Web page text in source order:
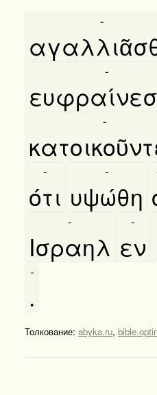
-
-
-
ότι
-
υψώθη
-
Ισραηλ
-
εν
-
.
-
Толкование: abyka.ru,